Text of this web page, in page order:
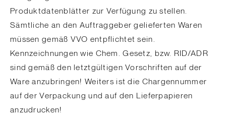
Produktdatenblätter zur Verfügung zu stellen.
Sämtliche an den Auftraggeber gelieferten Waren
müssen gemäß VVO entpflichtet sein.
Kennzeichnungen wie Chem. Gesetz, bzw. RID/ADR
sind gemäß den letztgültigen Vorschriften auf der
Ware anzubringen! Weiters ist die Chargennummer
auf der Verpackung und auf den Lieferpapieren
anzudrucken!